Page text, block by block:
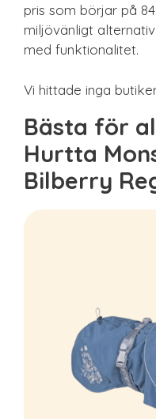
pris som börjar på
miljövänligt
med funktionalitet.
Vi hittade inga
Bästa för
Hurtta
Bilberry